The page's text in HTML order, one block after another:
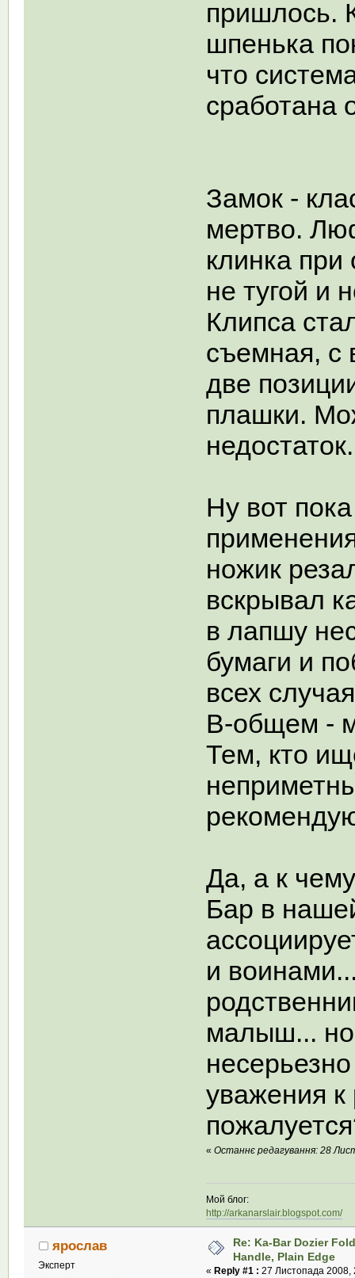
пришлось.
шпенька
что
сработана
Замок -
мертво.
клинка
не тугой и
Клипса
съемная, с
две
плашки.
недостаток.
Ну вот
ножик
вскрывал
в лапшу
бумаги и
всех
В-общем -
Тем, кто
Да, а к
Бар в
и
малыш... но
уважения
«Останнє редагування: 28
Мой блог:
http://arkanarslair.blogspot.com/
ярослав
Эксперт
Re: Ka-Bar Dozier
Handle, Plain Edge
« Reply #1 : 27 Листопада 2008,